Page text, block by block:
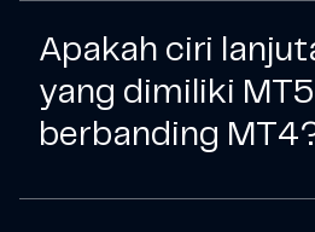
Apakah ciri
yang dimiliki MT5
berbanding